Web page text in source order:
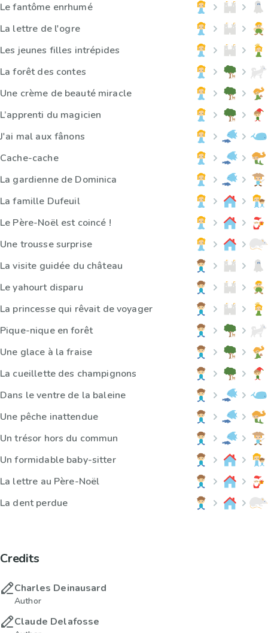
Le fantôme enrhumé
La lettre de l'ogre
Les jeunes filles intrépides
La forêt des contes
Une crème de beauté miracle
L’apprenti du magicien
J'ai mal aux fânons
Cache-cache
La gardienne de Dominica
La famille Dufeuil
Le Père-Noël est coincé !
Une trousse surprise
La visite guidée du château
Le yahourt disparu
La princesse qui rêvait de voyager
Pique-nique en forêt
Une glace à la fraise
La cueillette des champignons
Dans le ventre de la baleine
Une pêche inattendue
Un trésor hors du commun
Un formidable baby-sitter
La lettre au Père-Noël
La dent perdue
Credits
Charles Deinausard
Author
Claude Delafosse